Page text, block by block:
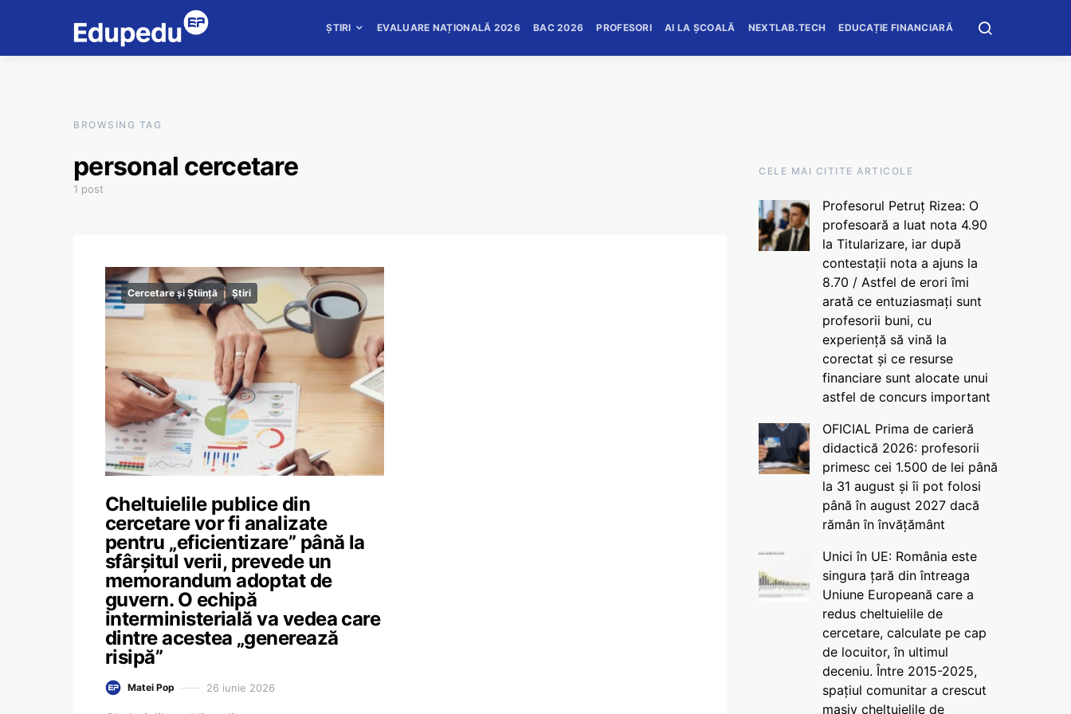
ȘTIRI EVALUARE NAȚIONALĂ 2026 BAC 2026 PROFESORI AI LA ȘCOALĂ NEXTLAB.TECH EDUCAȚIE FINANCIARĂ
BROWSING TAG
personal cercetare
1 post
Cercetare și Știință Știri
Cheltuielile publice din
cercetare vor fi analizate
pentru „eficientizare” până la
sfârșitul verii, prevede un
memorandum adoptat de
guvern. O echipă
interministerială va vedea care
dintre acestea „generează
risipă”
Matei Pop 26 iunie 2026
CELE MAI CITITE ARTICOLE
Profesorul Petruț Rizea: O
profesoară a luat nota 4.90
la Titularizare, iar după
contestații nota a ajuns la
8.70 / Astfel de erori îmi
arată ce entuziasmați sunt
profesorii buni, cu
experiență să vină la
corectat și ce resurse
financiare sunt alocate unui
astfel de concurs important
OFICIAL Prima de carieră
didactică 2026: profesorii
primesc cei 1.500 de lei până
la 31 august și îi pot folosi
până în august 2027 dacă
rămân în învățământ
Unici în UE: România este
singura țară din întreaga
Uniune Europeană care a
redus cheltuielile de
cercetare, calculate pe cap
de locuitor, în ultimul
deceniu. Între 2015-2025,
spațiul comunitar a crescut
masiv cheltuielile de